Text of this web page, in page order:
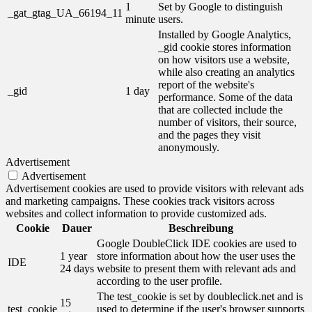
_gat_gtag_UA_66194_11
1
minute
Set by Google to distinguish
users.
_gid 1 day
Installed by Google Analytics,
_gid cookie stores information
on how visitors use a website,
while also creating an analytics
report of the website's
performance. Some of the data
that are collected include the
number of visitors, their source,
and the pages they visit
anonymously.
Advertisement
Advertisement
Advertisement cookies are used to provide visitors with relevant ads
and marketing campaigns. These cookies track visitors across
websites and collect information to provide customized ads.
Cookie
Dauer Beschreibung
IDE
1 year
24 days
Google DoubleClick IDE cookies are used to
store information about how the user uses the
website to present them with relevant ads and
according to the user profile.
test_cookie
15
The test_cookie is set by doubleclick.net and is
used to determine if the user's browser supports